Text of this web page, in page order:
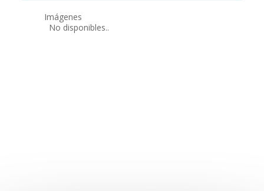
Imágenes
No disponibles..